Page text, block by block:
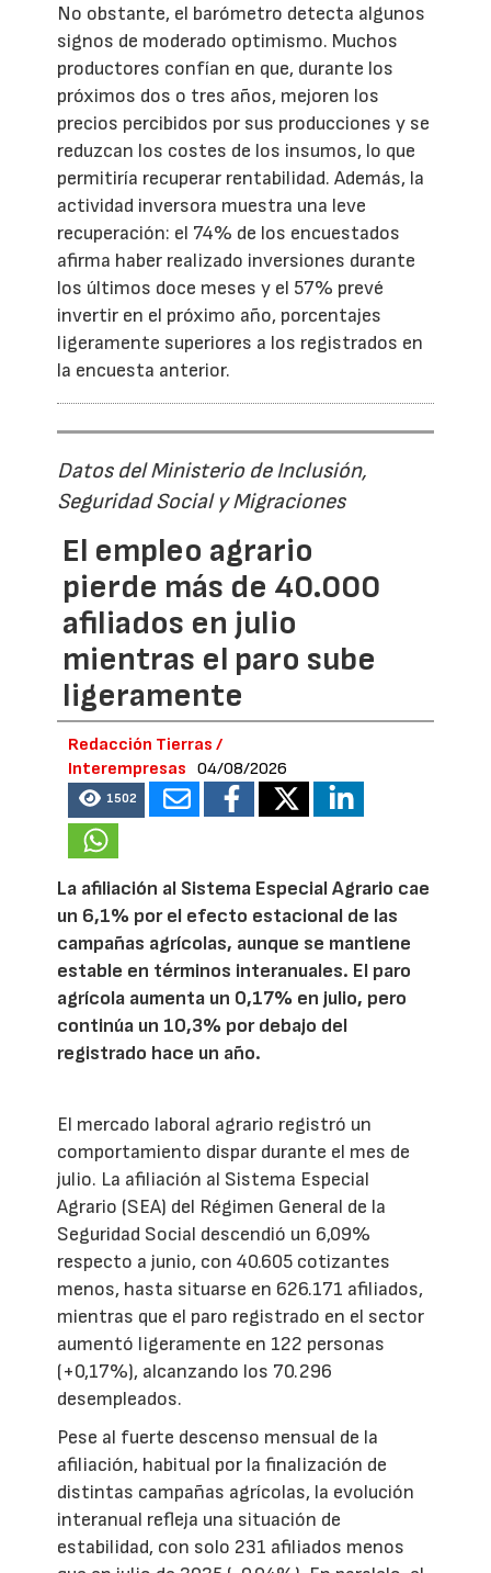
No obstante, el barómetro detecta algunos
signos de moderado optimismo. Muchos
productores confían en que, durante los
próximos dos o tres años, mejoren los
precios percibidos por sus producciones y se
reduzcan los costes de los insumos, lo que
permitiría recuperar rentabilidad. Además, la
actividad inversora muestra una leve
recuperación: el 74% de los encuestados
afirma haber realizado inversiones durante
los últimos doce meses y el 57% prevé
invertir en el próximo año, porcentajes
ligeramente superiores a los registrados en
la encuesta anterior.
Datos del Ministerio de Inclusión,
Seguridad Social y Migraciones
El empleo agrario
pierde más de 40.000
afiliados en julio
mientras el paro sube
ligeramente
Redacción Tierras /
Interempresas
04/08/2026
1502
La afiliación al Sistema Especial Agrario cae
un 6,1% por el efecto estacional de las
campañas agrícolas, aunque se mantiene
estable en términos interanuales. El paro
agrícola aumenta un 0,17% en julio, pero
continúa un 10,3% por debajo del
registrado hace un año.
El mercado laboral agrario registró un
comportamiento dispar durante el mes de
julio. La afiliación al Sistema Especial
Agrario (SEA) del Régimen General de la
Seguridad Social descendió un 6,09%
respecto a junio, con 40.605 cotizantes
menos, hasta situarse en 626.171 afiliados,
mientras que el paro registrado en el sector
aumentó ligeramente en 122 personas
(+0,17%), alcanzando los 70.296
desempleados.
Pese al fuerte descenso mensual de la
afiliación, habitual por la finalización de
distintas campañas agrícolas, la evolución
interanual refleja una situación de
estabilidad, con solo 231 afiliados menos